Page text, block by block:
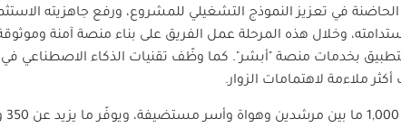
في تعزيز النموذج التشغيلي للمشروع، ورفع جاهزيته
وخلال هذه المرحلة عمل الفريق على بناء منصة آمنة
بخدمات منصة "أبشر". كما وظّف تقنيات الذكاء الاصطناعي
ملاءمة لاهتمامات الزوار.